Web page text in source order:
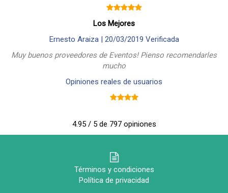
Los Mejores
Ernesto Araiza | 20/03/2019 Verificada
Muy buenos proveedores de Eventos! Pienso recomendarles
mucho
Opiniones reales de usuarios
4.95 / 5 de 797 opiniones
Términos y condiciones
Política de privacidad